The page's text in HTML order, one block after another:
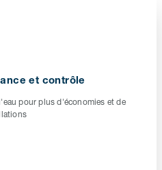
et contrôle
pour plus d'économies et de